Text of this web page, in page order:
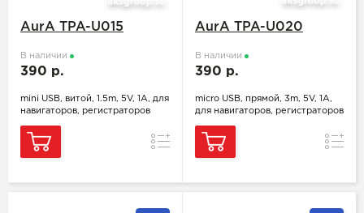
AurA TPA-U015
В наличии
390 р.
mini USB, витой, 1.5m, 5V, 1А, для
навигаторов, регистраторов
Сравнение
AurA TPA-U020
В наличии
390 р.
miсro USB, прямой, 3m, 5V, 1А,
для навигаторов, регистраторов